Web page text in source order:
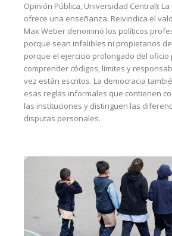
Opinión Pública, Universidad Central):
ofrece una enseñanza. Reivindica el
Max Weber denominó los políticos
porque sean infalibles ni propietarios
porque el ejercicio prolongado del oficio
comprender códigos, límites y
vez están escritos. La democracia
esas reglas informales que contienen
las instituciones y distinguen las
disputas personales.